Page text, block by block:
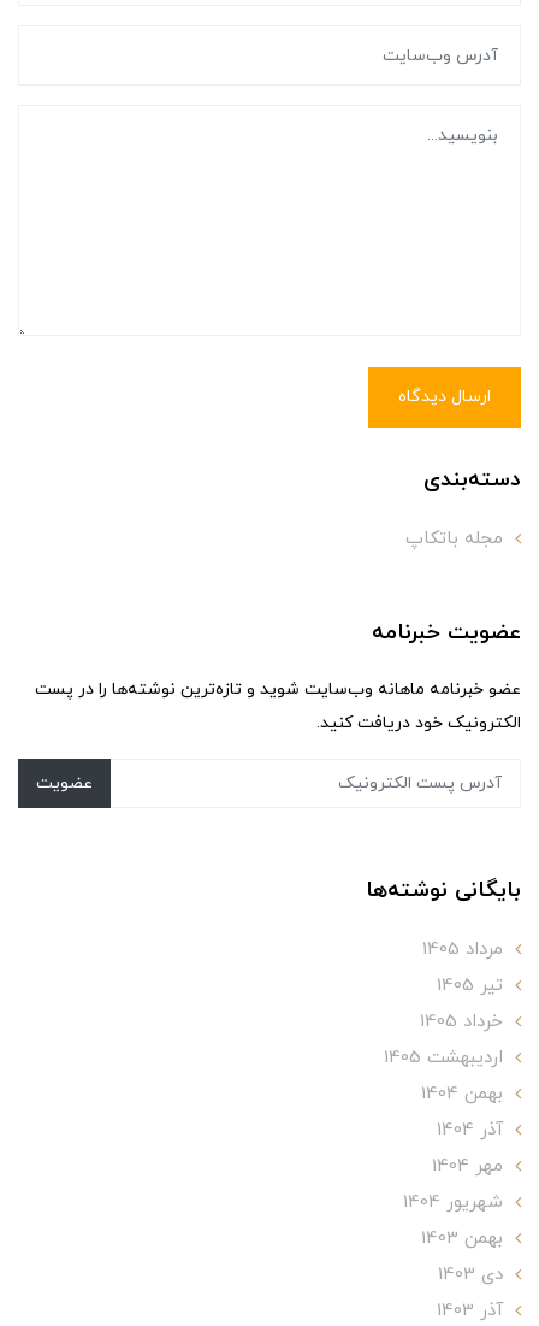
ارسال دیدگاه
دسته‌بندی
مجله باتکاپ
عضویت خبرنامه
عضو خبرنامه ماهانه وب‌سایت شوید و تازه‌ترین نوشته‌ها را در پست
الکترونیک خود دریافت کنید.
عضویت
بایگانی نوشته‌ها
مرداد 1405
تير 1405
خرداد 1405
ارديبهشت 1405
بهمن 1404
آذر 1404
مهر 1404
شهریور 1404
بهمن 1403
دی 1403
آذر 1403